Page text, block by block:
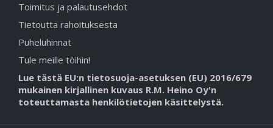
Toimitus ja palautusehdot
Tietoutta rahoituksesta
Puheluhinnat
Tule meille töihin!
Lue tästä EU:n tietosuoja-asetuksen (EU) 2016/679
mukainen kirjallinen kuvaus R.M. Heino Oy'n
toteuttamasta henkilötietojen käsittelystä.